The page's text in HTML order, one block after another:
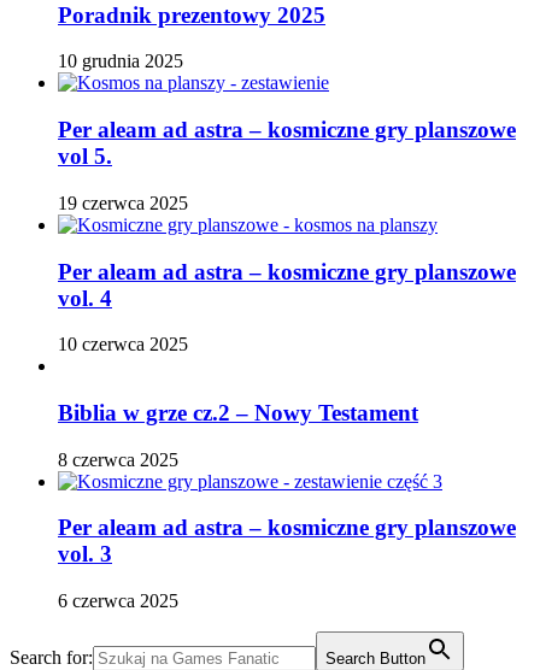
Poradnik prezentowy 2025
10 grudnia 2025
Per aleam ad astra – kosmiczne gry planszowe
vol 5.
19 czerwca 2025
Per aleam ad astra – kosmiczne gry planszowe
vol. 4
10 czerwca 2025
Biblia w grze cz.2 – Nowy Testament
8 czerwca 2025
Per aleam ad astra – kosmiczne gry planszowe
vol. 3
6 czerwca 2025
Search for:
Search Button